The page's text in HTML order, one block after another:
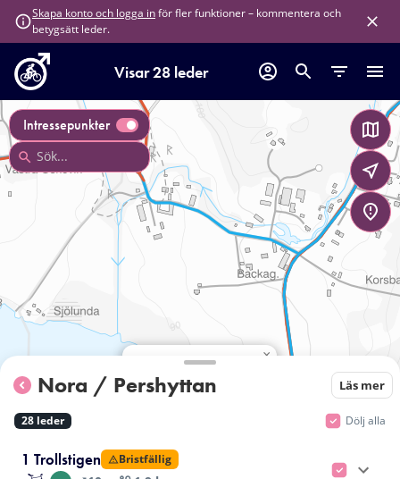
Skapa konto och logga inför fler funktioner – kommentera och
betygsätt leder.
Visar 28 leder
Intressepunkter
Vretens badplats
×
Nora / Pershyttan Läs mer
28 leder Dölj alla
1 Trollstigen Bristfällig